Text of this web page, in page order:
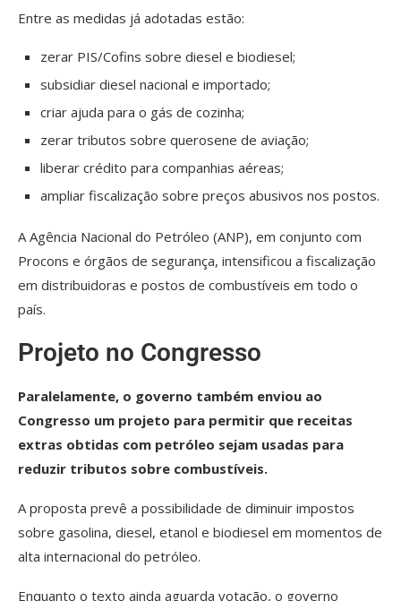
Entre as medidas já adotadas estão:
zerar PIS/Cofins sobre diesel e biodiesel;
subsidiar diesel nacional e importado;
criar ajuda para o gás de cozinha;
zerar tributos sobre querosene de aviação;
liberar crédito para companhias aéreas;
ampliar fiscalização sobre preços abusivos nos postos.
A Agência Nacional do Petróleo (ANP), em conjunto com
Procons e órgãos de segurança, intensificou a fiscalização
em distribuidoras e postos de combustíveis em todo o
país.
Projeto no Congresso
Paralelamente, o governo também enviou ao
Congresso um projeto para permitir que receitas
extras obtidas com petróleo sejam usadas para
reduzir tributos sobre combustíveis.
A proposta prevê a possibilidade de diminuir impostos
sobre gasolina, diesel, etanol e biodiesel em momentos de
alta internacional do petróleo.
Enquanto o texto ainda aguarda votação, o governo